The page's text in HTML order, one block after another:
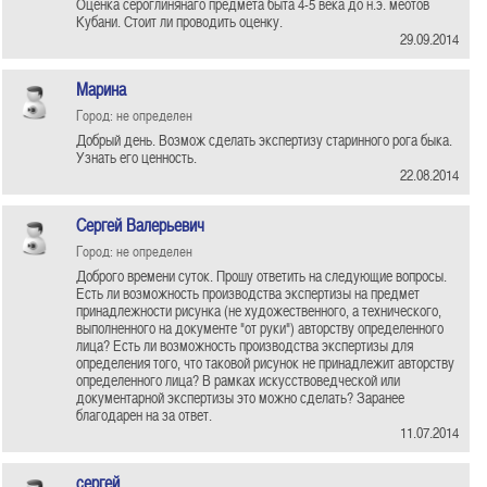
Кубани. Стоит ли проводить оценку.
29.09.2014
Марина
Город: не определен
Добрый день. Возмож сделать экспертизу старинного рога быка.
Узнать его ценность.
22.08.2014
Сергей Валерьевич
Город: не определен
Доброго времени суток. Прошу ответить на следующие вопросы.
Есть ли возможность производства экспертизы на предмет
принадлежности рисунка (не художественного, а технического,
выполненного на документе "от руки") авторству определенного
лица? Есть ли возможность производства экспертизы для
определения того, что таковой рисунок не принадлежит авторству
определенного лица? В рамках искусствоведческой или
документарной экспертизы это можно сделать? Заранее
благодарен на за ответ.
11.07.2014